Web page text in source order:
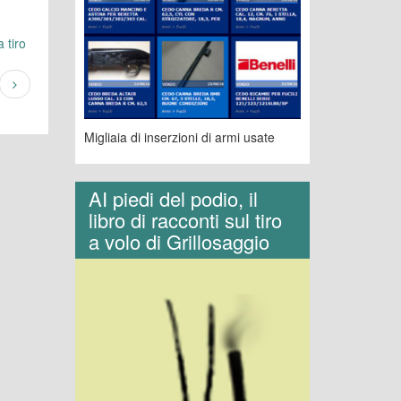
tiro
Migliaia di inserzioni di armi usate
AI piedi del podio, il
libro di racconti sul tiro
a volo di Grillosaggio